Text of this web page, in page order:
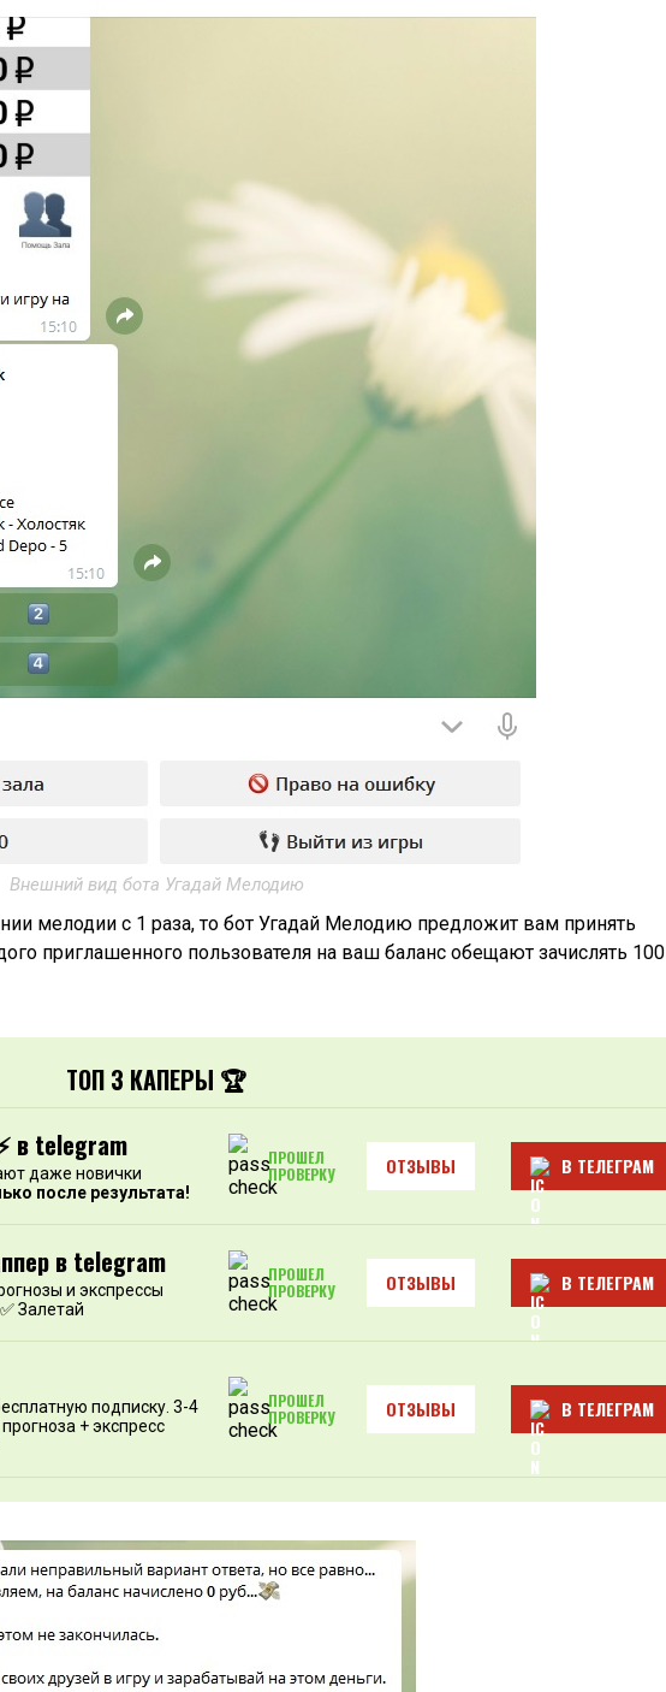
Внешний вид бота Угадай Мелодию
мелодии с 1 раза, то бот Угадай Мелодию предложит вам принять
приглашенного пользователя на ваш баланс обещают зачислять 100
ТОП 3 КАПЕРЫ 🏆
в telegram
даже новички
после результата!
ПРОШЕЛ
ПРОВЕРКУ
ОТЗЫВЫ В ТЕЛЕГРАМ
в telegram
и экспрессы
Залетай
ПРОШЕЛ
ПРОВЕРКУ
ОТЗЫВЫ В ТЕЛЕГРАМ
подписку. 3-4
+ экспресс
ПРОШЕЛ
ПРОВЕРКУ
ОТЗЫВЫ В ТЕЛЕГРАМ